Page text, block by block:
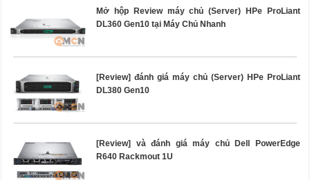
Mở hộp Review máy chủ (Server) HPe ProLiant
DL360 Gen10 tại Máy Chủ Nhanh
[Review] đánh giá máy chủ (Server) HPe ProLiant
DL380 Gen10
[Review] và đánh giá máy chủ Dell PowerEdge
R640 Rackmout 1U